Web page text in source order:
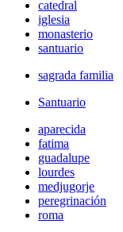
catedral
iglesia
monasterio
santuario
sagrada familia
Santuario
aparecida
fatima
guadalupe
lourdes
medjugorje
peregrinación
roma